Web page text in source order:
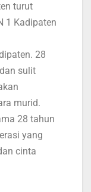
turut
1 Kadipaten
28
sulit
murid.
28 tahun
yang
cinta